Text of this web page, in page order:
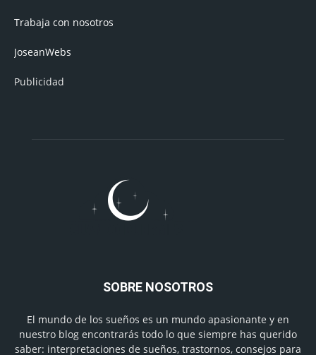
Trabaja con nosotros
JoseanWebs
Publicidad
SOBRE NOSOTROS
El mundo de los sueños es un mundo apasionante y en
nuestro blog encontrarás todo lo que siempre has querido
saber: interpretaciones de sueños, trastornos, consejos para